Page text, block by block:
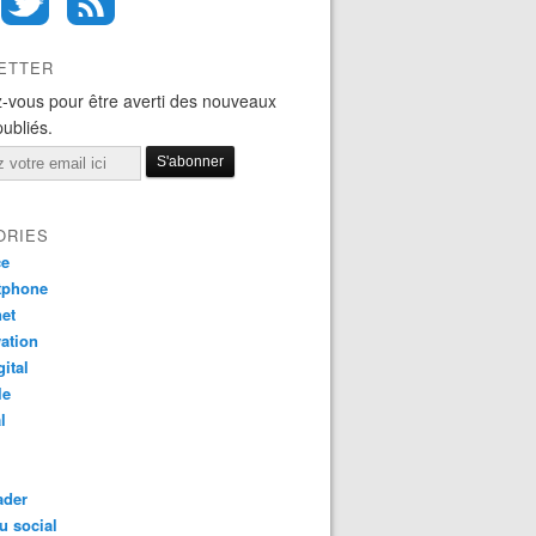
vous pour être averti des nouveaux
social